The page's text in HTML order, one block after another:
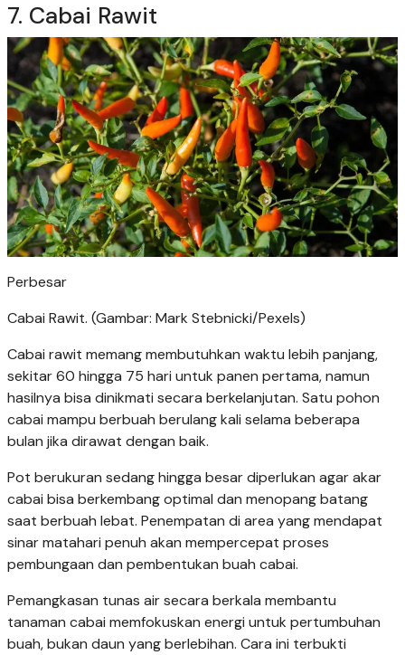
7. Cabai Rawit
Perbesar
Cabai Rawit. (Gambar: Mark Stebnicki/Pexels)
Cabai rawit memang membutuhkan waktu lebih panjang,
sekitar 60 hingga 75 hari untuk panen pertama, namun
hasilnya bisa dinikmati secara berkelanjutan. Satu pohon
cabai mampu berbuah berulang kali selama beberapa
bulan jika dirawat dengan baik.
Pot berukuran sedang hingga besar diperlukan agar akar
cabai bisa berkembang optimal dan menopang batang
saat berbuah lebat. Penempatan di area yang mendapat
sinar matahari penuh akan mempercepat proses
pembungaan dan pembentukan buah cabai.
Pemangkasan tunas air secara berkala membantu
tanaman cabai memfokuskan energi untuk pertumbuhan
buah, bukan daun yang berlebihan. Cara ini terbukti